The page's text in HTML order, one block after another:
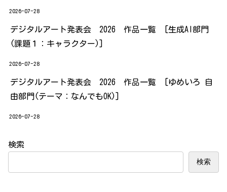
2026-07-28
デジタルアート発表会 2026 作品一覧 [生成AI部門
(課題１：キャラクター)]
2026-07-28
デジタルアート発表会 2026 作品一覧 [ゆめいろ 自
由部門(テーマ：なんでもOK)]
2026-07-28
検索
検索